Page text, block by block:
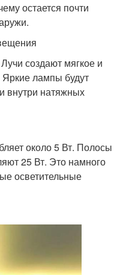
остается почти
создают мягкое и
лампы будут
внутри натяжных
около 5 Вт. Полосы
25 Вт. Это намного
осветительные